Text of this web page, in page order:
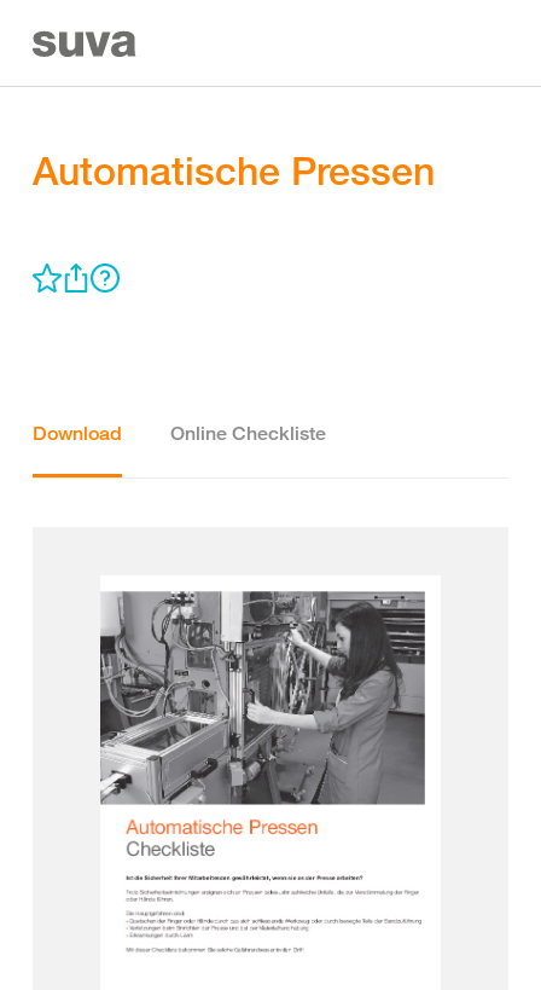
Automatische Pressen
Download Online Checkliste